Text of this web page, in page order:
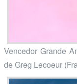
Vencedor Grande
de Greg Lecoeur